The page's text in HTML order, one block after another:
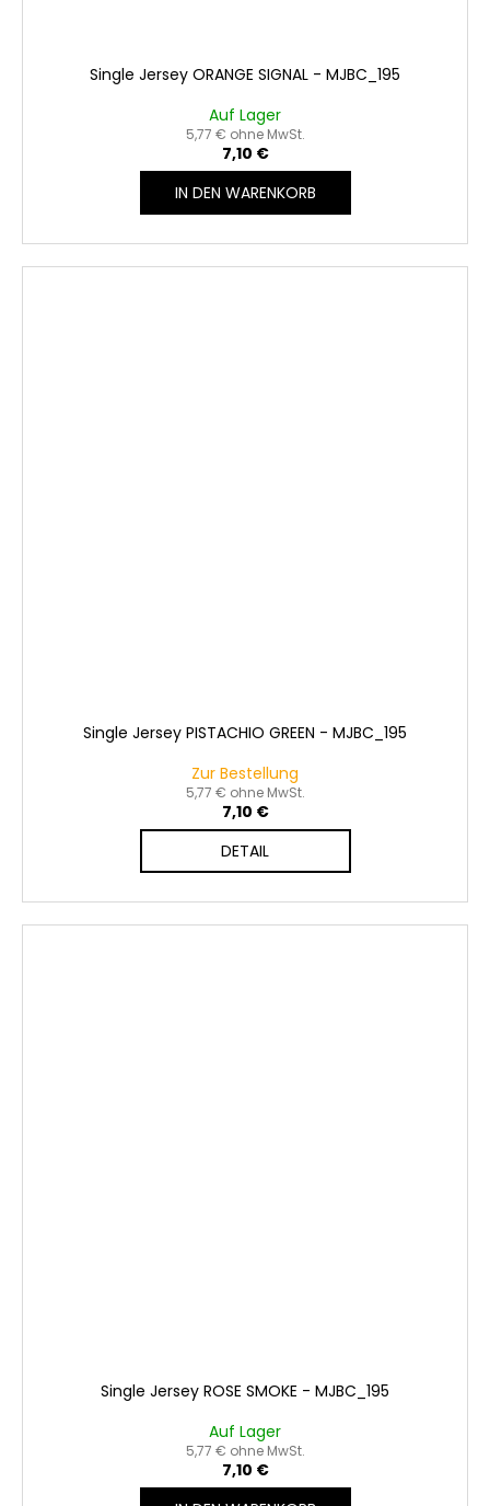
Single Jersey ORANGE SIGNAL - MJBC_195
Auf Lager
5,77 € ohne MwSt.
7,10 €
IN DEN WARENKORB
Single Jersey PISTACHIO GREEN - MJBC_195
Zur Bestellung
5,77 € ohne MwSt.
7,10 €
DETAIL
Single Jersey ROSE SMOKE - MJBC_195
Auf Lager
5,77 € ohne MwSt.
7,10 €